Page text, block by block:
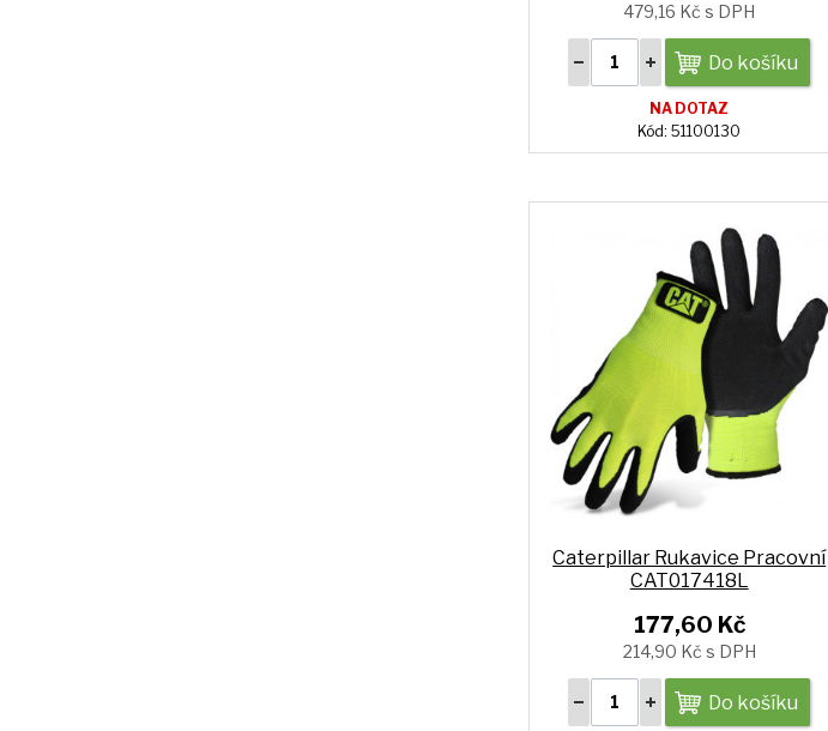
479,16 Kč s DPH
Do košíku
NA DOTAZ
Kód: 51100130
Caterpillar Rukavice Pracovní
CAT017418L
177,60 Kč
214,90 Kč s DPH
Do košíku